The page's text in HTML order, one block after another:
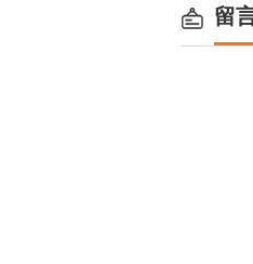
留